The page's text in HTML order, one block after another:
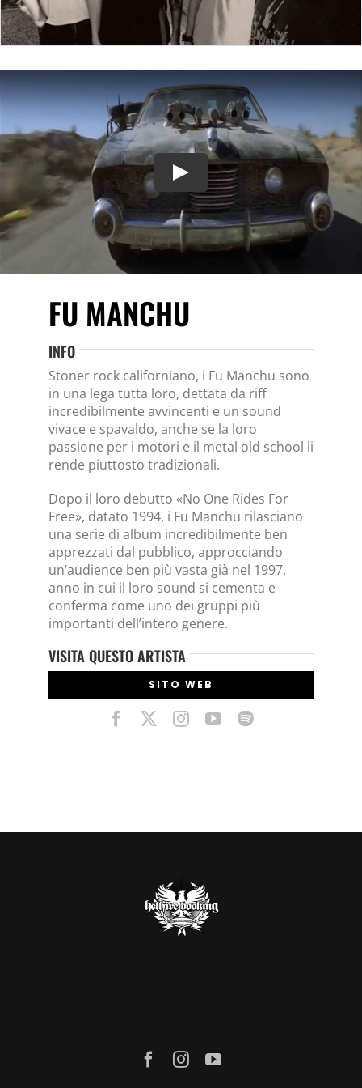
Play
FU MANCHU
INFO
Stoner rock californiano, i Fu Manchu sono
in una lega tutta loro, dettata da riff
incredibilmente avvincenti e un sound
vivace e spavaldo, anche se la loro
passione per i motori e il metal old school li
rende piuttosto tradizionali.
Dopo il loro debutto «No One Rides For
Free», datato 1994, i Fu Manchu rilasciano
una serie di album incredibilmente ben
apprezzati dal pubblico, approcciando
un’audience ben più vasta già nel 1997,
anno in cui il loro sound si cementa e
conferma come uno dei gruppi più
importanti dell’intero genere.
VISITA QUESTO ARTISTA
SITO WEB